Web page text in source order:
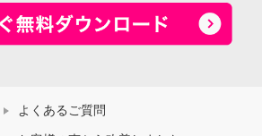
よくあるご質問